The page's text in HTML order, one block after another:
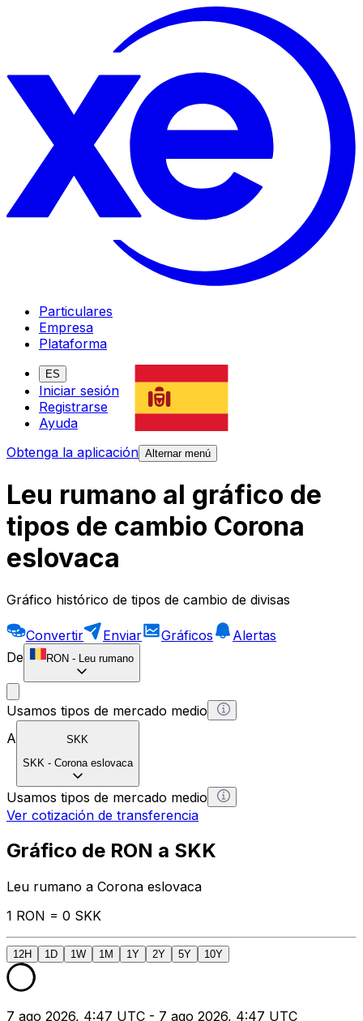
Particulares
Empresa
Plataforma
ES
Iniciar sesión
Registrarse
Ayuda
Obtenga la aplicación Alternar menú
Leu rumano al gráfico de
tipos de cambio Corona
eslovaca
Gráfico histórico de tipos de cambio de divisas
Convertir Enviar Gráficos
Alertas
De
RON - Leu rumano
Usamos tipos de mercado medio
A
SKK
SKK - Corona eslovaca
Usamos tipos de mercado medio
Ver cotización de transferencia
Gráfico de RON a SKK
Leu rumano a Corona eslovaca
1 RON = 0 SKK
12H 1D 1W 1M 1Y 2Y 5Y 10Y
7 ago 2026, 4:47 UTC - 7 ago 2026, 4:47 UTC